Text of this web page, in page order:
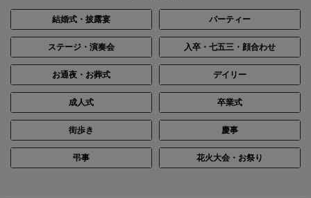
結婚式・披露宴 パーティー
ステージ・演奏会 入卒・七五三・顔合わせ
お通夜・お葬式 デイリー
成人式 卒業式
街歩き 慶事
弔事 花火大会・お祭り